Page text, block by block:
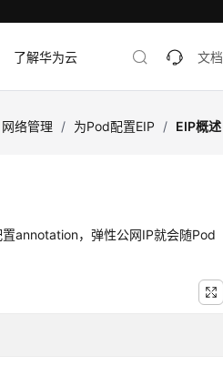
了解华为云 文档
网络管理 / 为Pod配置EIP / EIP概述
annotation，弹性公网IP就会随Pod